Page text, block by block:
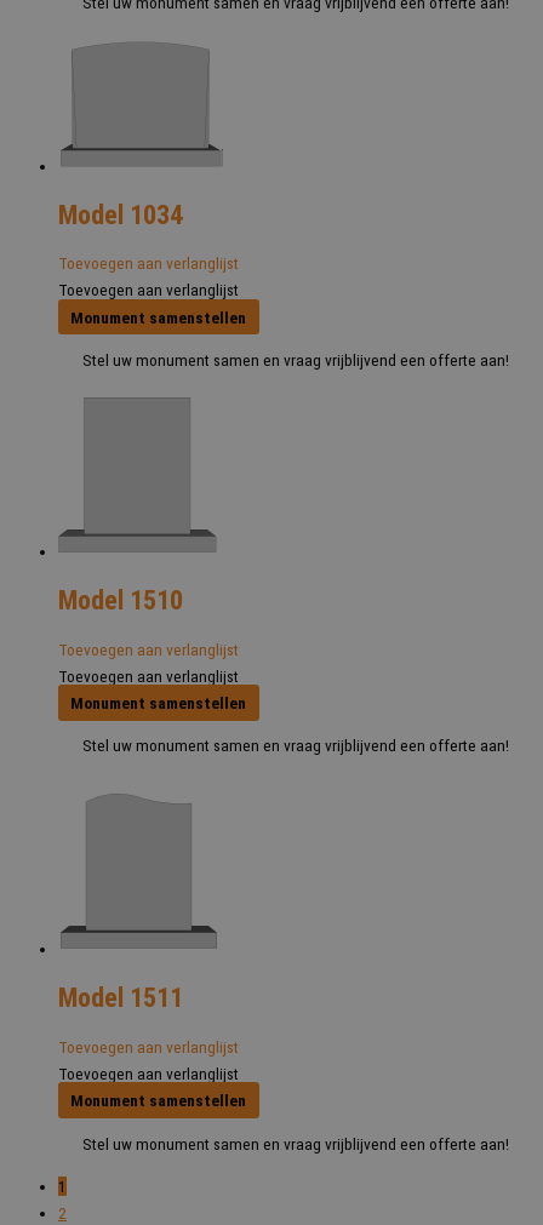
Model 1034
Toevoegen aan verlanglijst
Toevoegen aan verlanglijst
Monument samenstellen
Stel uw monument samen en vraag vrijblijvend een offerte aan!
Model 1510
Toevoegen aan verlanglijst
Toevoegen aan verlanglijst
Monument samenstellen
Stel uw monument samen en vraag vrijblijvend een offerte aan!
Model 1511
Toevoegen aan verlanglijst
Toevoegen aan verlanglijst
Monument samenstellen
Stel uw monument samen en vraag vrijblijvend een offerte aan!
1
2